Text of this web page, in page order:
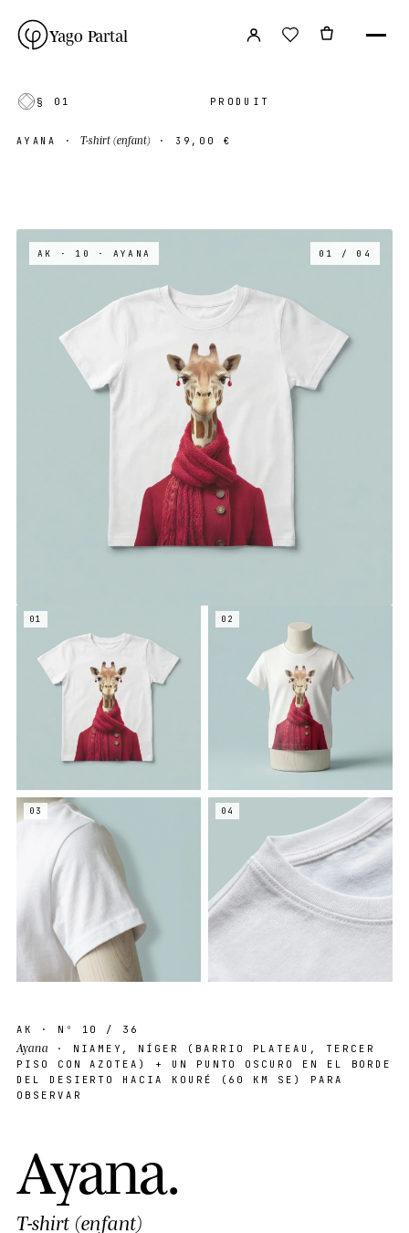
Yago Partal
§ 01 PRODUIT
AYANA ·T-shirt (enfant) · 39,00 €
AK · 10 · AYANA 01 / 04
01 02
03 04
AK · Nº 10 / 36
Ayana · NIAMEY, NÍGER (BARRIO PLATEAU, TERCER
PISO CON AZOTEA) + UN PUNTO OSCURO EN EL BORDE
DEL DESIERTO HACIA KOURÉ (60 KM SE) PARA
OBSERVAR
Ayana.
T-shirt (enfant)